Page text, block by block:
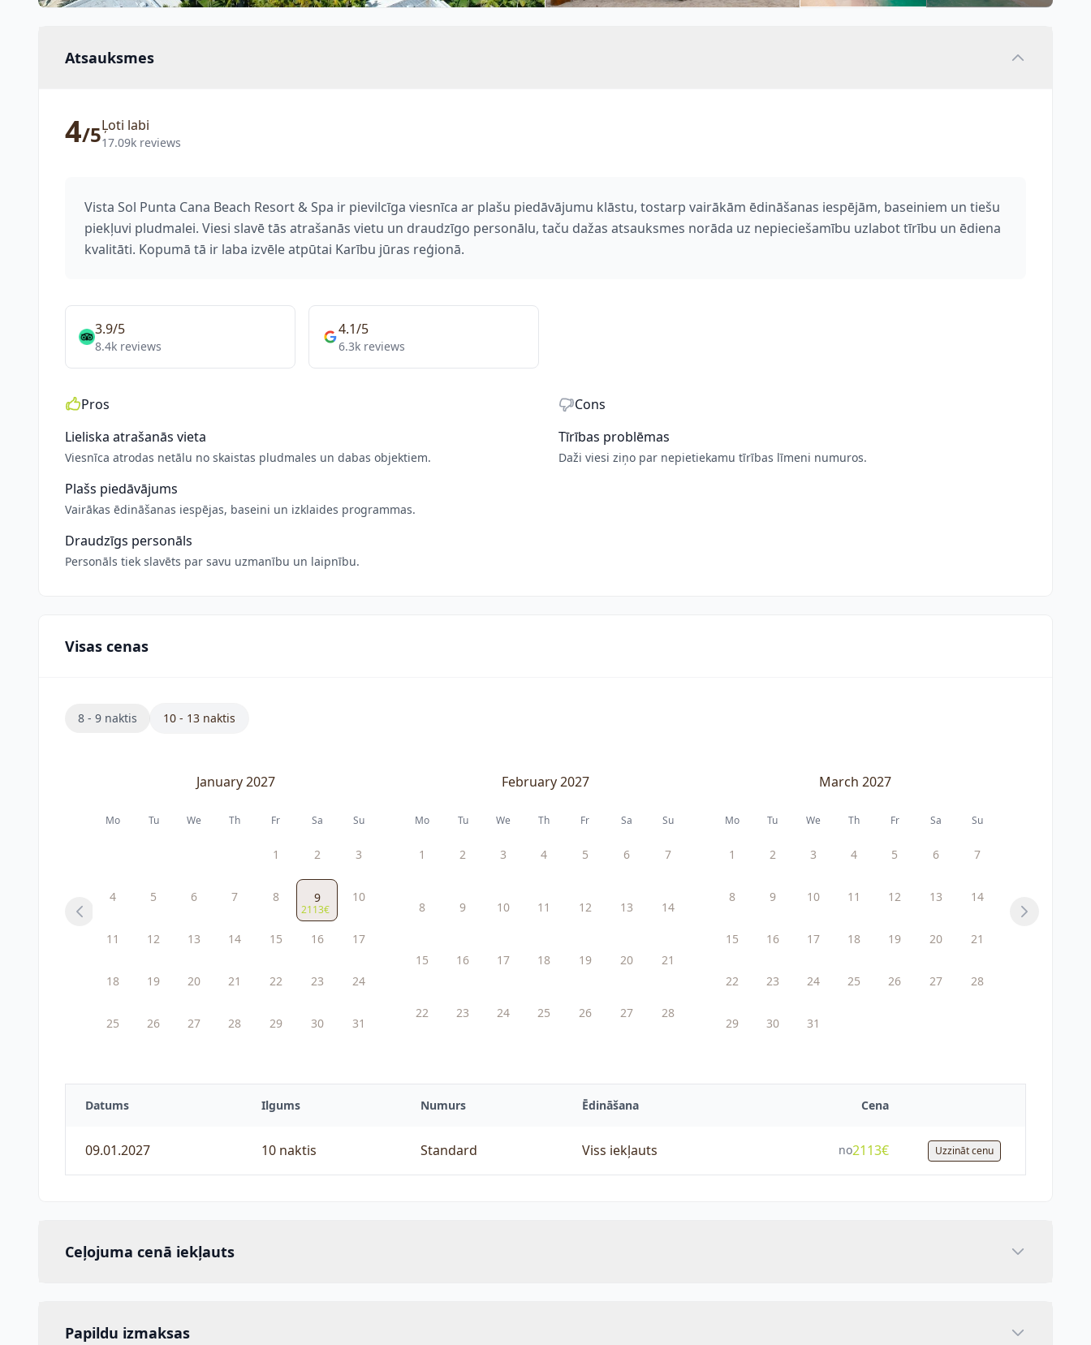
Atsauksmes
4/5Ļoti labi
17.09k reviews
Vista Sol Punta Cana Beach Resort & Spa ir pievilcīga viesnīca ar plašu piedāvājumu klāstu, tostarp vairākām ēdināšanas iespējām, baseiniem un tiešu
piekļuvi pludmalei. Viesi slavē tās atrašanās vietu un draudzīgo personālu, taču dažas atsauksmes norāda uz nepieciešamību uzlabot tīrību un ēdiena
kvalitāti. Kopumā tā ir laba izvēle atpūtai Karību jūras reģionā.
3.9/5
8.4k reviews
4.1/5
6.3k reviews
Pros
Lieliska atrašanās vieta
Viesnīca atrodas netālu no skaistas pludmales un dabas objektiem.
Plašs piedāvājums
Vairākas ēdināšanas iespējas, baseini un izklaides programmas.
Draudzīgs personāls
Personāls tiek slavēts par savu uzmanību un laipnību.
Cons
Tīrības problēmas
Daži viesi ziņo par nepietiekamu tīrības līmeni numuros.
Visas cenas
8 - 9 naktis 10 - 13 naktis
January 2027
Mo Tu We Th Fr Sa Su
1 2 3
4 5 6 7 8 9
2113€
10
11 12 13 14 15 16 17
18 19 20 21 22 23 24
25 26 27 28 29 30 31
February 2027
Mo Tu We Th Fr Sa Su
1 2 3 4 5 6 7
8 9 10 11 12 13 14
15 16 17 18 19 20 21
22 23 24 25 26 27 28
March 2027
Mo Tu We Th Fr Sa Su
1 2 3 4 5 6 7
8 9 10 11 12 13 14
15 16 17 18 19 20 21
22 23 24 25 26 27 28
29 30 31
Datums Ilgums Numurs Ēdināšana Cena
09.01.2027 10 naktis Standard Viss iekļauts no2113€ Uzzināt cenu
Ceļojuma cenā iekļauts
Papildu izmaksas